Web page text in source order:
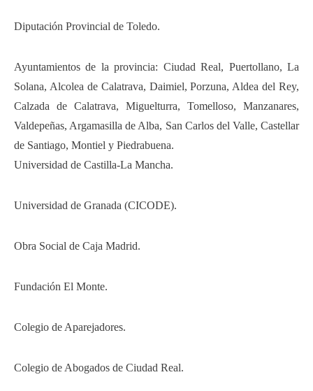
Diputación Provincial de Toledo.
Ayuntamientos de la provincia: Ciudad Real, Puertollano, La
Solana, Alcolea de Calatrava, Daimiel, Porzuna, Aldea del Rey,
Calzada de Calatrava, Miguelturra, Tomelloso, Manzanares,
Valdepeñas, Argamasilla de Alba, San Carlos del Valle, Castellar
de Santiago, Montiel y Piedrabuena.
Universidad de Castilla-La Mancha.
Universidad de Granada (CICODE).
Obra Social de Caja Madrid.
Fundación El Monte.
Colegio de Aparejadores.
Colegio de Abogados de Ciudad Real.